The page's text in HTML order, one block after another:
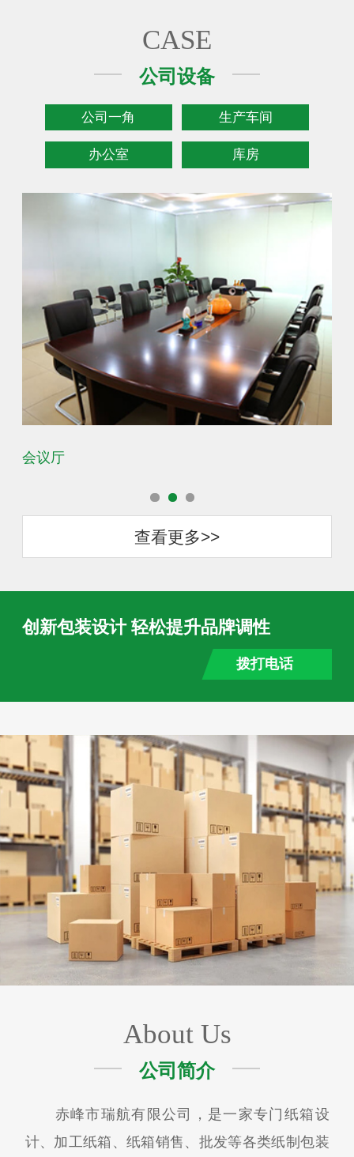
CASE
公司设备
公司一角 生产车间
办公室 库房
会议厅
查看更多>>
创新包装设计 轻松提升品牌调性
拨打电话
About Us
公司简介
赤峰市瑞航有限公司，是一家专门纸箱设
计、加工纸箱、纸箱销售、批发等各类纸制包装